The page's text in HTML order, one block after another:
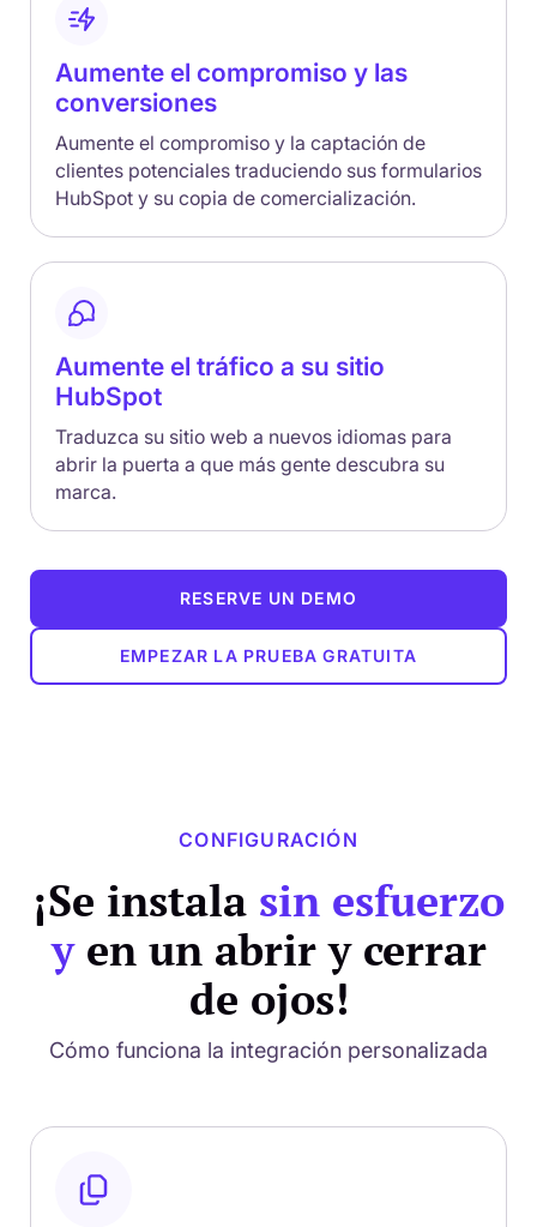
Aumente el compromiso y las
conversiones
Aumente el compromiso y la captación de
clientes potenciales traduciendo sus formularios
HubSpot y su copia de comercialización.
Aumente el tráfico a su sitio
HubSpot
Traduzca su sitio web a nuevos idiomas para
abrir la puerta a que más gente descubra su
marca.
RESERVE UN DEMO
EMPEZAR LA PRUEBA GRATUITA
CONFIGURACIÓN
¡Se instala sin esfuerzo
yen un abrir y cerrar
de ojos!
Cómo funciona la integración personalizada